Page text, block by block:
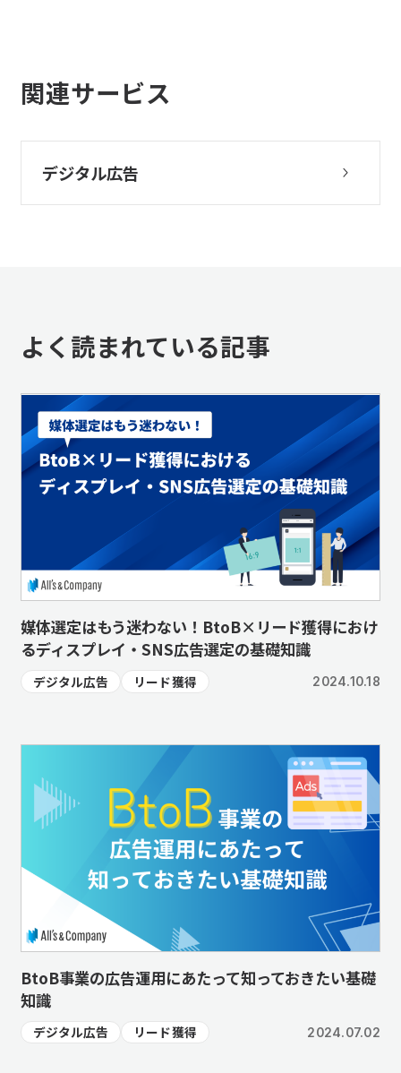
関連サービス
デジタル広告
よく読まれている記事
媒体選定はもう迷わない！BtoB×リード獲得におけ
るディスプレイ・SNS広告選定の基礎知識
デジタル広告 リード獲得 2024.10.18
BtoB事業の広告運用にあたって知っておきたい基礎
知識
デジタル広告 リード獲得 2024.07.02